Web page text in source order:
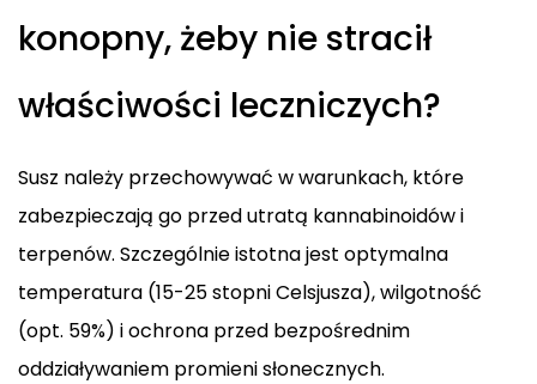
konopny, żeby nie stracił
właściwości leczniczych?
Susz należy przechowywać w warunkach, które
zabezpieczają go przed utratą kannabinoidów i
terpenów. Szczególnie istotna jest optymalna
temperatura (15-25 stopni Celsjusza), wilgotność
(opt. 59%) i ochrona przed bezpośrednim
oddziaływaniem promieni słonecznych.